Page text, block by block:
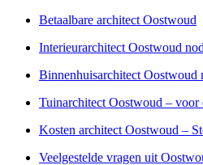
Betaalbare architect Oostwoud
Interieurarchitect Oostwoud
Binnenhuisarchitect Oostwoud
Tuinarchitect Oostwoud – voor
Kosten architect Oostwoud –
Veelgestelde vragen uit